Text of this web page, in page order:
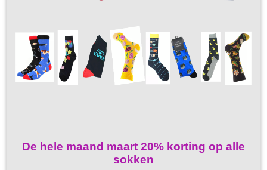
De hele maand maart 20% korting op alle
sokken